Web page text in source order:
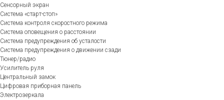
Сенсорный экран
Система «старт-стоп»
Система контроля скоростного режима
Система оповещения о расстоянии
Система предупреждения об усталости
Система предупреждения о движении сзади
Тюнер/радио
Усилитель руля
Центральный замок
Цифровая приборная панель
Электрозеркала